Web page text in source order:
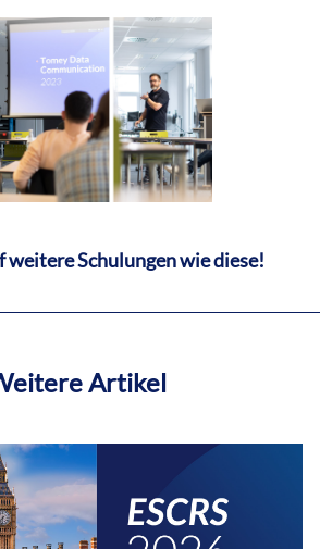
weitere Schulungen wie diese!
Artikel